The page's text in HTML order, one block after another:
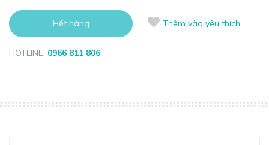
Hết hàng Thêm vào yêu thích
HOTLINE: 0966 811 806